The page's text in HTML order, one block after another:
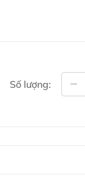
Số lượng: